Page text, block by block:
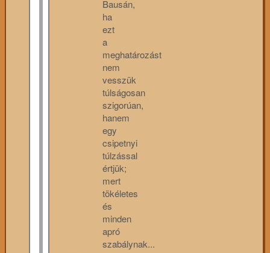
Bausán,
ha
ezt
a
meghatározást
nem
vesszük
túlságosan
szigorúan,
hanem
egy
csipetnyi
túlzással
értjük;
mert
tökéletes
és
minden
apró
szabálynak...